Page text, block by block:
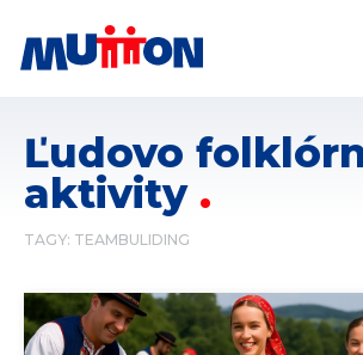
Ľudovo
aktivity
TAGY: TEAMBULIDING